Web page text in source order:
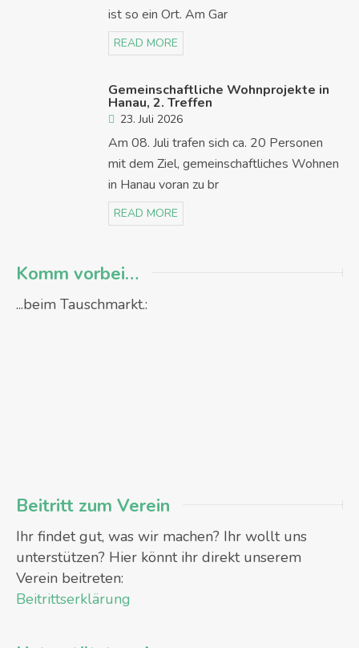
ist so ein Ort. Am Gar
READ MORE
Gemeinschaftliche Wohnprojekte in
Hanau, 2. Treffen
23. Juli 2026
Am 08. Juli trafen sich ca. 20 Personen
mit dem Ziel, gemeinschaftliches Wohnen
in Hanau voran zu br
READ MORE
Komm vorbei…
...beim Tauschmarkt.:
Beitritt zum Verein
Ihr findet gut, was wir machen? Ihr wollt uns
unterstützen? Hier könnt ihr direkt unserem
Verein beitreten:
Beitrittserklärung